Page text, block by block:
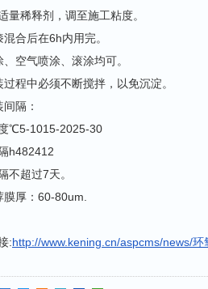
量稀释剂，调至施工粘度。
合后在6h内用完。
空气喷涂、滚涂均可。
程中必须不断搅拌，以免沉淀。
隔：
℃5-1015-2025-30
h482412
不超过7天。
膜厚：60-80um.
:http://www.kening.cn/aspcms/news/